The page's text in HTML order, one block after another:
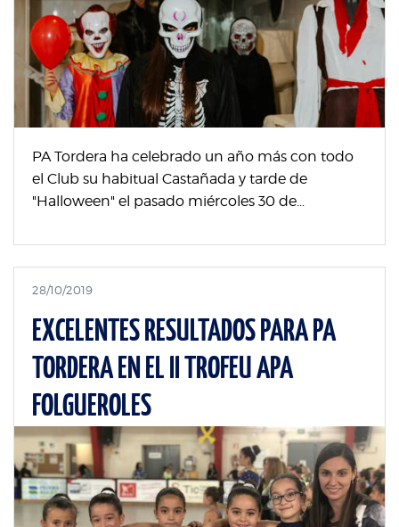
PA Tordera ha celebrado un año más con todo
el Club su habitual Castañada y tarde de
"Halloween" el pasado miércoles 30 de...
28/10/2019
EXCELENTES RESULTADOS PARA PA
TORDERA EN EL II TROFEU APA
FOLGUEROLES